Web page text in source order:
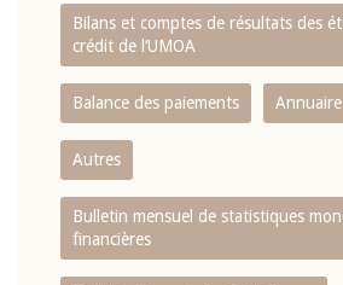
Bilans et comptes de résultats des
crédit de l‘UMOA
Balance des paiements
Autres
Bulletin mensuel de statistiques
financières